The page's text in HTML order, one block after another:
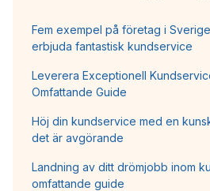
Fem exempel på företag i
erbjuda fantastisk kundservice
Leverera Exceptionell
Omfattande Guide
Höj din kundservice med en
det är avgörande
Landning av ditt drömjobb inom
omfattande guide